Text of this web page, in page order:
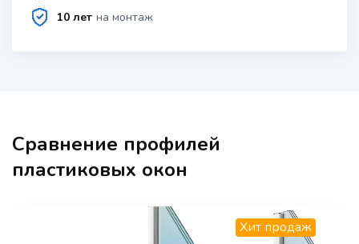
10 лет на монтаж
Сравнение профилей
пластиковых окон
Хит продаж